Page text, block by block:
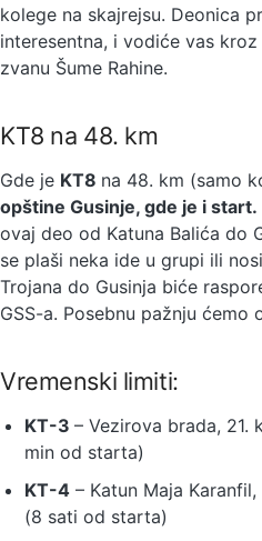
kolege na skajrejsu. Deonica
interesentna, i vodiće vas
zvanu Šume Rahine.
KT8 na 48. km
Gde je KT8 na 48. km (samo
opštine Gusinje, gde je i start.
ovaj deo od Katuna Balića do
se plaši neka ide u grupi ili
Trojana do Gusinja biće
GSS-a. Posebnu pažnju
Vremenski limiti:
KT-3 – Vezirova brada, 21.
min od starta)
KT-4 – Katun Maja
(8 sati od starta)